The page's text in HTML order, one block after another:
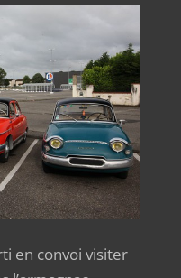
en convoi visiter